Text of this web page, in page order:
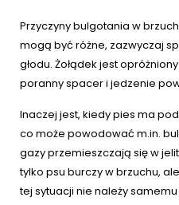
Przyczyny bulgotania w
mogą być różne, zazwyczaj
głodu. Żołądek jest
poranny spacer i jedzenie
Inaczej jest, kiedy pies ma
co może powodować m.in.
gazy przemieszczają się w
tylko psu burczy w brzuchu,
tej sytuacji nie należy